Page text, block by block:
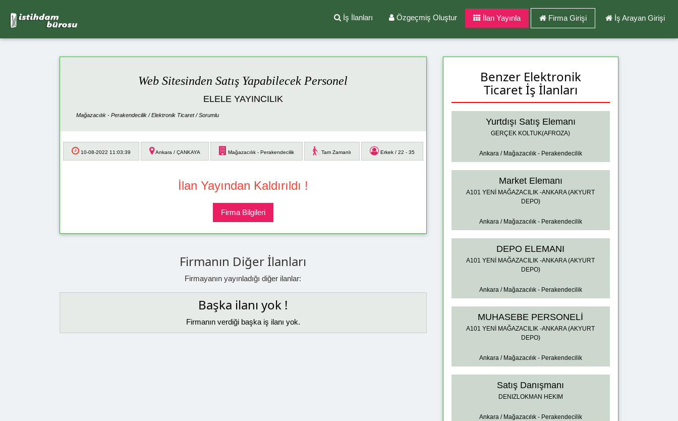
İş İlanları Özgeçmiş Oluştur İlan Yayınla Firma Girişi İş Arayan Girişi
Web Sitesinden Satış Yapabilecek Personel
ELELE YAYINCILIK
Mağazacılık - Perakendecilik / Elektronik Ticaret / Sorumlu
10-08-2022 11:03:39 Ankara / ÇANKAYA Mağazacılık - Perakendecilik Tam Zamanlı Erkek / 22 - 35
İlan Yayından Kaldırıldı !
Firma Bilgileri
Firmanın Diğer İlanları
Firmayanın yayınladığı diğer ilanlar:
Başka ilanı yok !
Firmanın verdiği başka iş ilanı yok.
Benzer Elektronik
Ticaret İş İlanları
Yurtdışı Satış Elemanı
GERÇEK KOLTUK(AFROZA)
Ankara / Mağazacılık - Perakendecilik
Market Elemanı
A101 YENİ MAĞAZACILIK -ANKARA (AKYURT
DEPO)
Ankara / Mağazacılık - Perakendecilik
DEPO ELEMANI
A101 YENİ MAĞAZACILIK -ANKARA (AKYURT
DEPO)
Ankara / Mağazacılık - Perakendecilik
MUHASEBE PERSONELİ
A101 YENİ MAĞAZACILIK -ANKARA (AKYURT
DEPO)
Ankara / Mağazacılık - Perakendecilik
Satış Danışmanı
DENIZLOKMAN HEKIM
Ankara / Mağazacılık - Perakendecilik